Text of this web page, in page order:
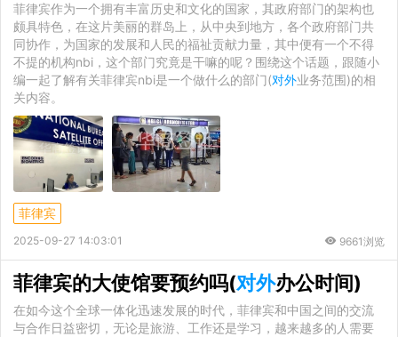
菲律宾作为一个拥有丰富历史和文化的国家，其政府部门的架构也
颇具特色，在这片美丽的群岛上，从中央到地方，各个政府部门共
同协作，为国家的发展和人民的福祉贡献力量，其中便有一个不得
不提的机构nbi，这个部门究竟是干嘛的呢？围绕这个话题，跟随小
编一起了解有关菲律宾nbi是一个做什么的部门(对外业务范围)的相
关内容。
菲律宾
2025-09-27 14:03:01 9661浏览
菲律宾的大使馆要预约吗(对外办公时间)
在如今这个全球一体化迅速发展的时代，菲律宾和中国之间的交流
与合作日益密切，无论是旅游、工作还是学习，越来越多的人需要